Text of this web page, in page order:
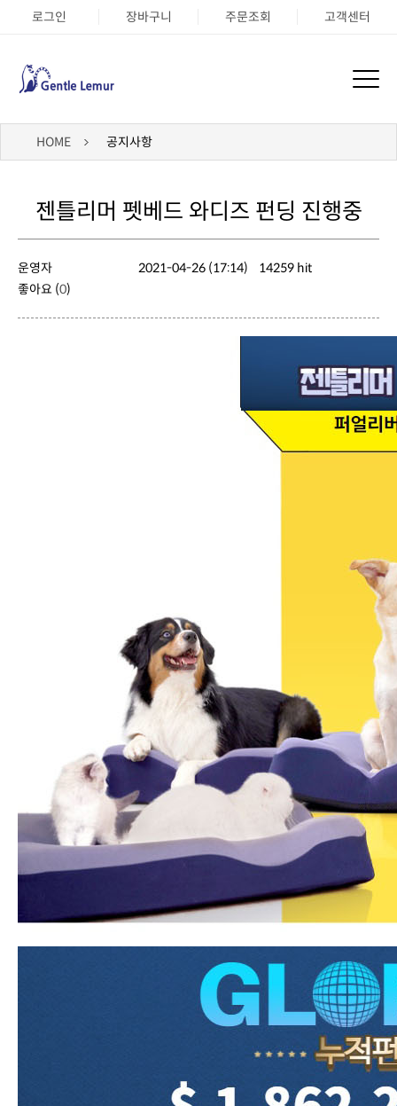
로그인 장바구니 주문조회 고객센터
HOME 공지사항
젠틀리머 펫베드 와디즈 펀딩 진행중
운영자 2021-04-26 (17:14)
14259 hit
좋아요 (0)